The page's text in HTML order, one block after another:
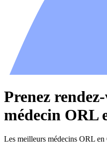
Prenez
médecin ORL
Les meilleurs médecins ORL en